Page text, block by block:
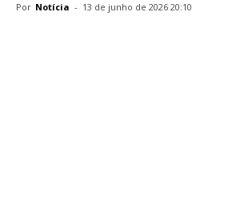
Por Notícia - 13 de junho de 2026 20:10